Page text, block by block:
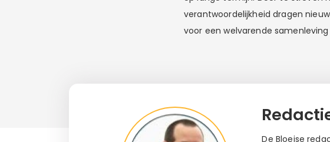
verantwoordelijkheid dragen
voor een welvarende
De Bloeise